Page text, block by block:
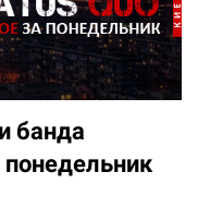
банда
понедельник